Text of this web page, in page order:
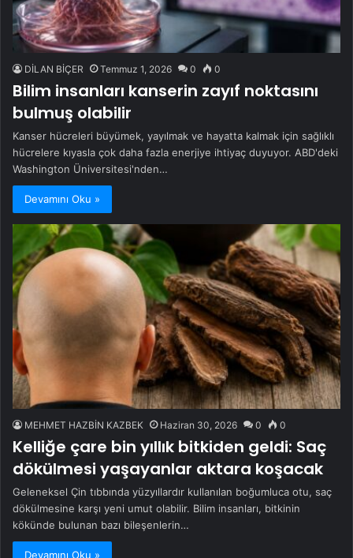
DİLAN BİÇER Temmuz 1, 2026 0 0
Bilim insanları kanserin zayıf noktasını
bulmuş olabilir
Kanser hücreleri büyümek, yayılmak ve hayatta kalmak için sağlıklı
hücrelere kıyasla çok daha fazla enerjiye ihtiyaç duyuyor. ABD'deki
Washington Üniversitesi'nden…
Devamını Oku »
MEHMET HAZBİN KAZBEK Haziran 30, 2026 0 0
Kelliğe çare bin yıllık bitkiden geldi: Saç
dökülmesi yaşayanlar aktara koşacak
Geleneksel Çin tıbbında yüzyıllardır kullanılan boğumluca otu, saç
dökülmesine karşı yeni umut olabilir. Bilim insanları, bitkinin
kökünde bulunan bazı bileşenlerin…
Devamını Oku »